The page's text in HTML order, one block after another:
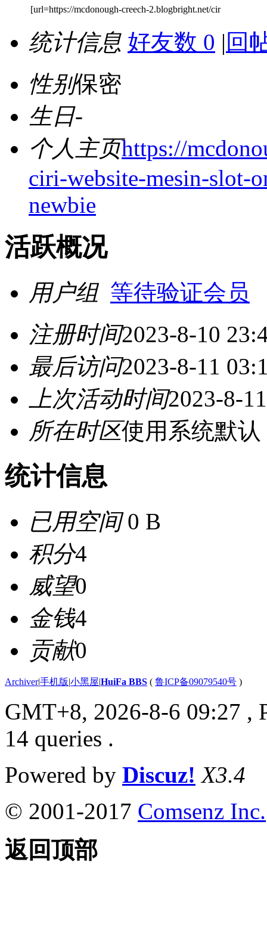
[url=https://mcdonough-creech-2.blogbright.net/cir
统计信息 好友数 0 | 回
性别保密
生日-
个人主页https://
ciri-website-mesin-slot-
newbie
活跃概况
用户组 等待验证会员
注册时间2023-8-10
最后访问2023-8-11
上次活动时间2023-8-
所在时区使用系统默认
统计信息
已用空间0 B
积分4
威望0
金钱4
贡献0
Archiver|手机版|小黑屋|HuiFa BBS ( 鲁ICP备09079540号 )
GMT+8, 2026-8-6 09:27 ,
14 queries .
Powered by Discuz! X3.4
© 2001-2017 Comsenz Inc.
返回顶部